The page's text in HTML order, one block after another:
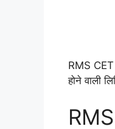
RMS CET
होने वाली